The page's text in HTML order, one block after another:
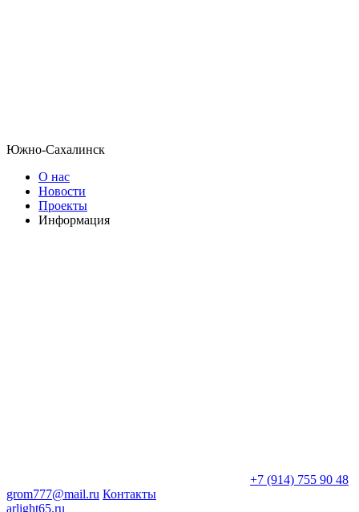
Южно-Сахалинск
О нас
Новости
Проекты
Информация
+7 (914) 755 90 48
grom777@mail.ru Контакты
arlight65.ru